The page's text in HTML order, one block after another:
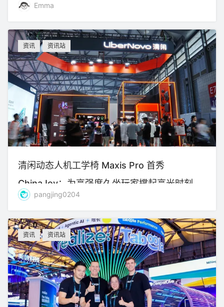
Emma
资讯 资讯站
清闲动态人机工学椅 Maxis Pro 首秀
ChinaJoy：为高强度久坐玩家撑起高光时刻
pangjing0204
资讯 资讯站